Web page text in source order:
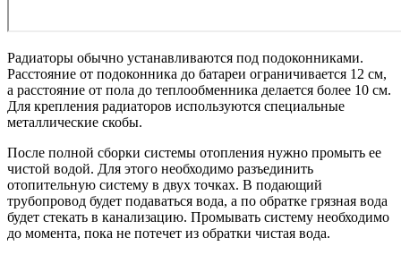
Радиаторы обычно устанавливаются под подоконниками.
Расстояние от подоконника до батареи ограничивается 12 см,
а расстояние от пола до теплообменника делается более 10 см.
Для крепления радиаторов используются специальные
металлические скобы.
После полной сборки системы отопления нужно промыть ее
чистой водой. Для этого необходимо разъединить
отопительную систему в двух точках. В подающий
трубопровод будет подаваться вода, а по обратке грязная вода
будет стекать в канализацию. Промывать систему необходимо
до момента, пока не потечет из обратки чистая вода.